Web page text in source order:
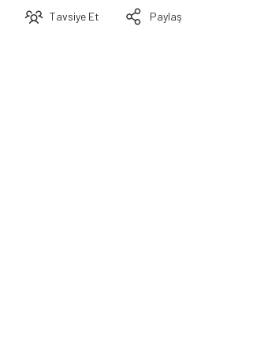
Tavsiye Et Paylaş